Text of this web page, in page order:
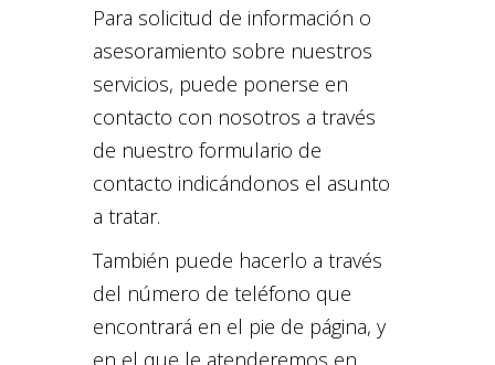
Para solicitud de información o
asesoramiento sobre nuestros
servicios, puede ponerse en
contacto con nosotros a través
de nuestro formulario de
contacto indicándonos el asunto
a tratar.
También puede hacerlo a través
del número de teléfono que
encontrará en el pie de página, y
en el que le atenderemos en